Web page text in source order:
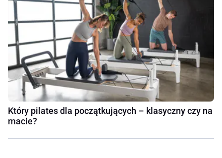
Który pilates dla początkujących – klasyczny czy na
macie?